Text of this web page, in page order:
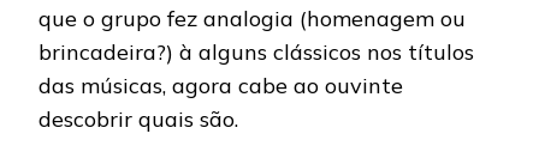
que o grupo fez analogia (homenagem ou
brincadeira?) à alguns clássicos nos títulos
das músicas, agora cabe ao ouvinte
descobrir quais são.